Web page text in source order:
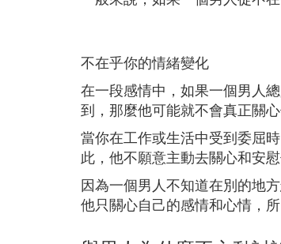
不在乎你的情緒變化
在一段感情中，如果一個男人
到，那麼他可能就不會真正關心
當你在工作或生活中受到委屈
此，他不願意主動去關心和安
因為一個男人不知道在別的地
他只關心自己的感情和心情，